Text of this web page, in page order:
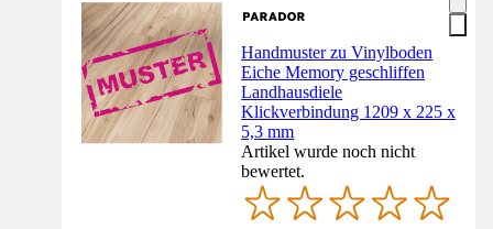
Handmuster zu Vinylboden
Eiche Memory geschliffen
Landhausdiele
Klickverbindung 1209 x 225 x
5,3 mm
Artikel wurde noch nicht
bewertet.